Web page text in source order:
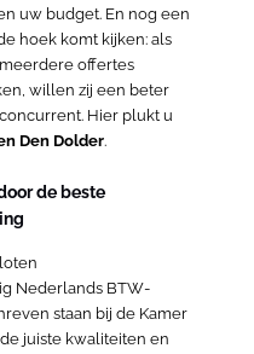
uw budget. En nog een
hoek komt kijken: als
offertes
willen zij een beter
Hier plukt u
Den Dolder.
de beste
Nederlands BTW-
staan bij de Kamer
juiste kwaliteiten en